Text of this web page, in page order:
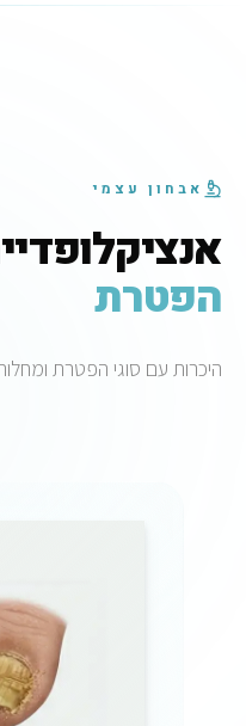
אבחון עצמי
הפטרת
היכרות עם סוגי הפטרת